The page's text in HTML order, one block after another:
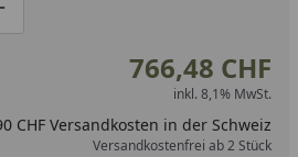
eins verringern
manuell eingeben
um eins erhöhen
766,48 CHF
inkl. 8,1% MwSt.
CHF Versandkosten in der Schweiz
Versandkostenfrei ab 2 Stück